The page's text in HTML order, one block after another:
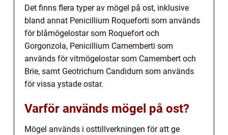
Det finns flera typer av mögel på ost, inklusive
bland annat Penicillium Roqueforti som används
för blåmögelostar som Roquefort och
Gorgonzola, Penicillium Camemberti som
används för vitmögelostar som Camembert och
Brie, samt Geotrichum Candidum som används
för vissa ystade ostar.
Varför används mögel på ost?
Mögel används i osttillverkningen för att ge